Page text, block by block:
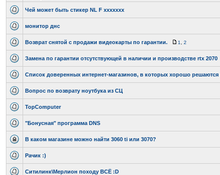
Чей может быть стикер NL F xxxxxxx
монитор днс
Возврат снятой с продажи видеокарты по гарантии. 1 2
Замена по гарантии отсутствующей в наличии и производстве rtx 2070
Список доверенных интернет-магазинов, в которых хорошо
Вопрос по возврату ноутбука из СЦ
TopComputer
"Бонусная" программа DNS
В каком магазине можно найти 3060 ti или 3070?
Рачик :)
Ситилинк\Мерлион походу ВСЁ :D